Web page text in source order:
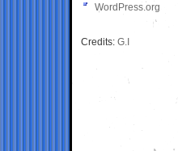
WordPress.org
Credits: G.I